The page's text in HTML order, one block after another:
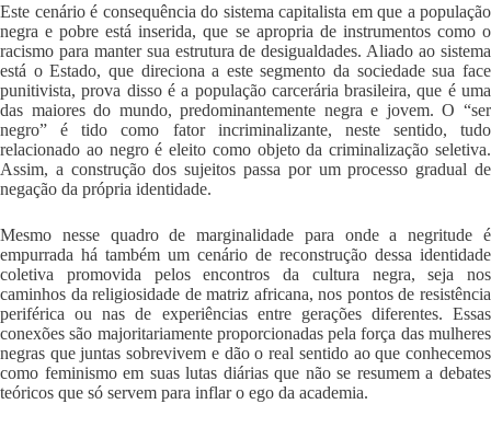
Este cenário é consequência do sistema capitalista em que a população
negra e pobre está inserida, que se apropria de instrumentos como o
racismo para manter sua estrutura de desigualdades. Aliado ao sistema
está o Estado, que direciona a este segmento da sociedade sua face
punitivista, prova disso é a população carcerária brasileira, que é uma
das maiores do mundo, predominantemente negra e jovem. O “ser
negro” é tido como fator incriminalizante, neste sentido, tudo
relacionado ao negro é eleito como objeto da criminalização seletiva.
Assim, a construção dos sujeitos passa por um processo gradual de
negação da própria identidade.
Mesmo nesse quadro de marginalidade para onde a negritude é
empurrada há também um cenário de reconstrução dessa identidade
coletiva promovida pelos encontros da cultura negra, seja nos
caminhos da religiosidade de matriz africana, nos pontos de resistência
periférica ou nas de experiências entre gerações diferentes. Essas
conexões são majoritariamente proporcionadas pela força das mulheres
negras que juntas sobrevivem e dão o real sentido ao que conhecemos
como feminismo em suas lutas diárias que não se resumem a debates
teóricos que só servem para inflar o ego da academia.